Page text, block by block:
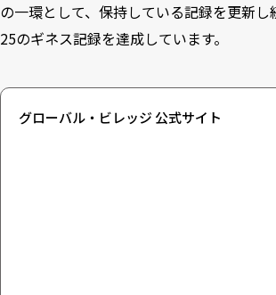
の一環として、保持している記録を更新し
25のギネス記録を達成しています。
グローバル・ビレッジ 公式サイト